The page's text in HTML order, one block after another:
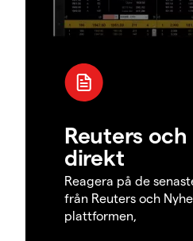
Reuters
direkt
Reagera på de
från Reuters och
plattformen,